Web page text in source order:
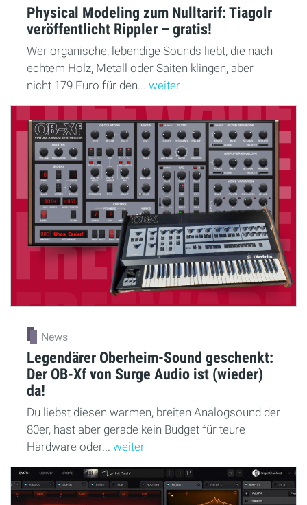
Physical Modeling zum Nulltarif: Tiagolr
veröffentlicht Rippler – gratis!
Wer organische, lebendige Sounds liebt, die nach
echtem Holz, Metall oder Saiten klingen, aber
nicht 179 Euro für den... weiter
News
Legendärer Oberheim-Sound geschenkt:
Der OB-Xf von Surge Audio ist (wieder)
da!
Du liebst diesen warmen, breiten Analogsound der
80er, hast aber gerade kein Budget für teure
Hardware oder... weiter